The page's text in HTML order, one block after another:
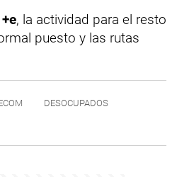
+e, la actividad para el resto
puesto y las rutas
DESOCUPADOS